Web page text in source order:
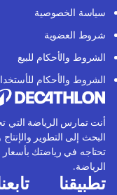
سياسة الخصوصية
شروط العضوية
الشروط والأحكام للبيع
الشروط والأحكام
أنت تمارس الرياضة التي
البحث إلى التطوير
تحتاجه في رياضتك بأسعار
الرياضة.
تطبيقنا